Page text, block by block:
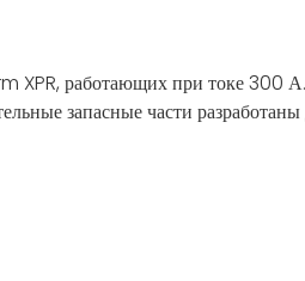
XPR, работающих при токе 300
запасные части разработаны